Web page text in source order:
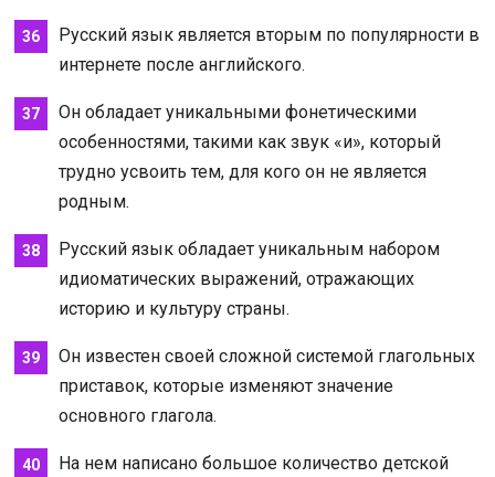
Русский язык является вторым по популярности в
интернете после английского.
Он обладает уникальными фонетическими
особенностями, такими как звук «и», который
трудно усвоить тем, для кого он не является
родным.
Русский язык обладает уникальным набором
идиоматических выражений, отражающих
историю и культуру страны.
Он известен своей сложной системой глагольных
приставок, которые изменяют значение
основного глагола.
На нем написано большое количество детской